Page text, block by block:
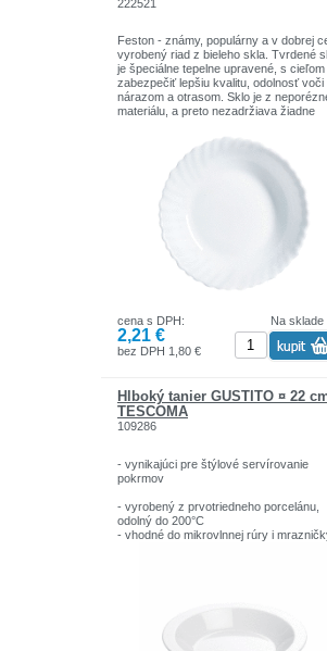
222521
Feston - známy, populárny a v dobrej
vyrobený riad z bieleho skla. Tvrdené
je špeciálne tepelne upravené, s cieľom
zabezpečiť lepšiu kvalitu, odolnosť voči
nárazom a otrasom. Sklo je z
materiálu, a preto nezadržiava žiadne
Charakteristickým rysom tejto rady sú
delikátne a jemné korálkové tvary.
ideálny pre domácnosti a
zariadenia.
Na sklade
cena s DPH:
2,21 €
bez DPH 1,80 €
Hlboký tanier GUSTITO ¤ 22
TESCOMA
109286
- vynikajúci pre štýlové servírovanie
pokrmov
- vyrobený z prvotriedneho porcelánu,
odolný do 200°C
- vhodné do mikrovlnnej rúry i